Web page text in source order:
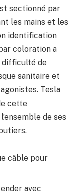
sectionné par
les mains et les
identification
coloration a
difficulté de
sanitaire et
Tesla
cette
de ses
câble pour
avec